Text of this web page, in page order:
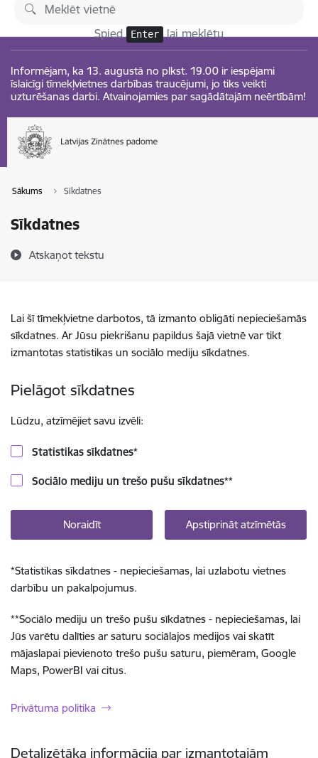
Pāriet uz lapas saturu
Spied Enter lai meklētu
Informējam, ka 13. augustā no plkst. 19.00 ir iespējami
īslaicīgi tīmekļvietnes darbības traucējumi, jo tiks veikti
uzturēšanas darbi. Atvainojamies par sagādātajām neērtībām!
Sākums Sīkdatnes
Sīkdatnes
Atskaņot tekstu
Lai šī tīmekļvietne darbotos, tā izmanto obligāti nepieciešamās
sīkdatnes. Ar Jūsu piekrišanu papildus šajā vietnē var tikt
izmantotas statistikas un sociālo mediju sīkdatnes.
Pielāgot sīkdatnes
Lūdzu, atzīmējiet savu izvēli:
Statistikas sīkdatnes*
Sociālo mediju un trešo pušu sīkdatnes**
Noraidīt Apstiprināt atzīmētās
*Statistikas sīkdatnes - nepieciešamas, lai uzlabotu vietnes
darbību un pakalpojumus.
**Sociālo mediju un trešo pušu sīkdatnes - nepieciešamas, lai
Jūs varētu dalīties ar saturu sociālajos medijos vai skatīt
mājaslapai pievienoto trešo pušu saturu, piemēram, Google
Maps, PowerBI vai citus.
Privātuma politika
Detalizētāka informācija par izmantotajām